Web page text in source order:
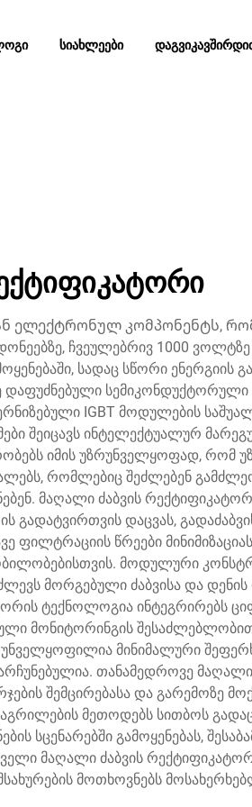
ᲡᲘᲐᲮᲚᲔᲔᲑᲘ
ელექტრონულ კომპონენტს,
ჩვეულებრივ 1000
სადაც სწორი ენერგიის
დაფუძნებული
IGBT მოდულების
შეიცავს ინტელექტუალურ
იმის უზრუნველყოფად, რომ
რომლებიც შეძლებენ
მაღალი ძაბვის
დაცვას,
ფილტრაციის წრეები
მოდულური
მორგებული ძაბვისა და
ტექნოლოგია ინტეგრირებს
მონიტორინგის შესაძლებლობით
მინიმალური
თანამედროვე მაღალი
შემცირებასა და გარემოზე
მეთოდებს სითბოს
სცენარებში გამოყენებას,
მაღალი ძაბვის
მოთხოვნებს